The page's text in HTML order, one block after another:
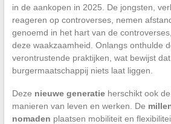
in de aankopen in 2025. De jongsten,
reageren op controverses, nemen
genoemd in het hart van de
deze waakzaamheid. Onlangs onthulde
verontrustende praktijken, wat bewijst
burgermaatschappij niets laat liggen.
Deze nieuwe generatieherschikt ook
manieren van leven en werken. De
nomaden plaatsen mobiliteit en